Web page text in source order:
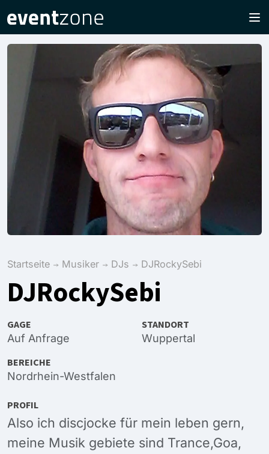
Startseite Musiker DJs DJRockySebi
DJRockySebi
GAGE
Auf Anfrage
STANDORT
Wuppertal
BEREICHE
Nordrhein-Westfalen
PROFIL
Also ich discjocke für mein leben gern,
meine Musik gebiete sind Trance,Goa,